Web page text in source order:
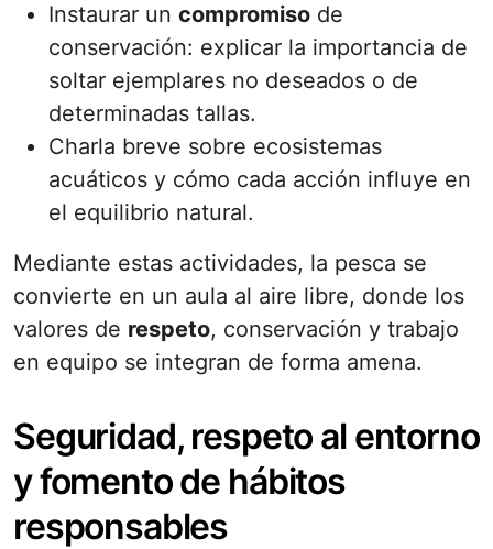
Instaurar un compromiso de
conservación: explicar la importancia de
soltar ejemplares no deseados o de
determinadas tallas.
Charla breve sobre ecosistemas
acuáticos y cómo cada acción influye en
el equilibrio natural.
Mediante estas actividades, la pesca se
convierte en un aula al aire libre, donde los
valores de respeto, conservación y trabajo
en equipo se integran de forma amena.
Seguridad, respeto al entorno
y fomento de hábitos
responsables